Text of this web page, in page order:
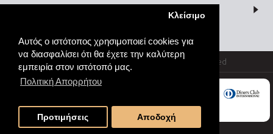
Αυτός ο ιστότοπος χρησιμοποιεί cookies για
να διασφαλίσει ότι θα έχετε την καλύτερη
εμπειρία στον ιστότοπό μας.
Πολιτική Απορρήτου
Κλείσιμο
Προτιμήσεις Αποδοχή
© kosmimata-roloi.gr Jewellery. All rights reserved